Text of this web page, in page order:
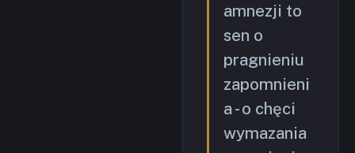
amnezji to
sen o
pragnieniu
zapomnieni
a - o chęci
wymazania